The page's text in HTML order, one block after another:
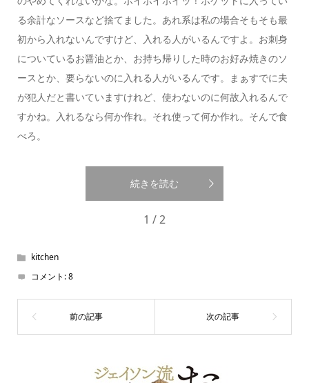
る余計なソースなど捨てました。あれ系は私の場合そもそも最
初から入れないんですけど、入れる人がいるんですよ。お刺身
についているお醤油とか、お持ち帰りした時のお好み焼きのソ
ースとか、要らないのに入れる人がいるんです。まぁすでに夫
が犯人だと書いていますけれど、使わないのに何故入れるんで
すかね。入れるなら何か作れ。それ使って何か作れ。そんで食
べろ。
続きを読む
1 / 2
kitchen
コメント:8